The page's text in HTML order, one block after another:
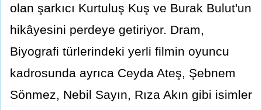
olan şarkıcı Kurtuluş Kuş ve Burak Bulut'un
hikâyesini perdeye getiriyor. Dram,
Biyografi türlerindeki yerli filmin oyuncu
kadrosunda ayrıca Ceyda Ateş, Şebnem
Sönmez, Nebil Sayın, Rıza Akın gibi isimler